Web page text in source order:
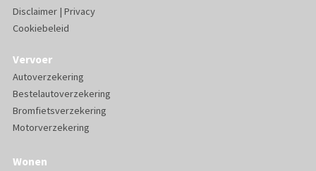
Disclaimer| Privacy
Cookiebeleid
Vervoer
Autoverzekering
Bestelautoverzekering
Bromfietsverzekering
Motorverzekering
Wonen